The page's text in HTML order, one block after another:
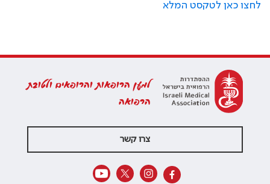
לחצו כאן לטקסט המלא
למען הרופאות והרופאים ולטובת
הרפואה
צרו קשר